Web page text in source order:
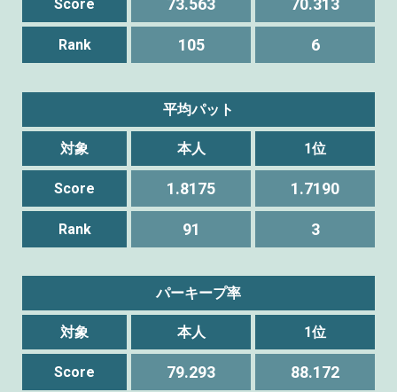
Score 73.563 70.313
Rank 105 6
平均パット
対象 本人 1位
Score 1.8175 1.7190
Rank 91 3
パーキープ率
対象 本人 1位
Score 79.293 88.172